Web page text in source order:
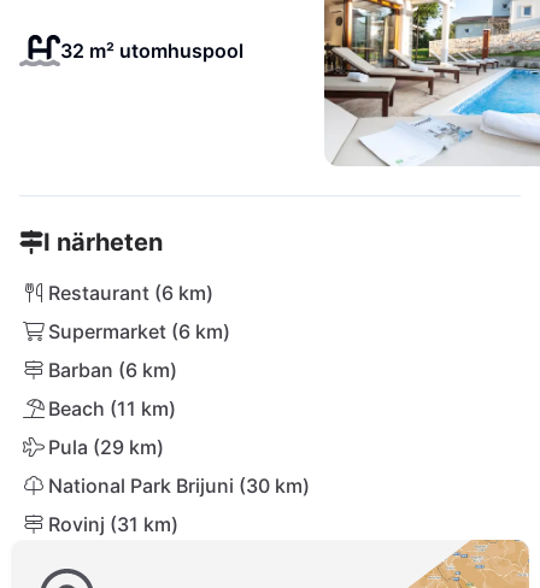
32 m² utomhuspool
I närheten
Restaurant (6 km)
Supermarket (6 km)
Barban (6 km)
Beach (11 km)
Pula (29 km)
National Park Brijuni (30 km)
Rovinj (31 km)